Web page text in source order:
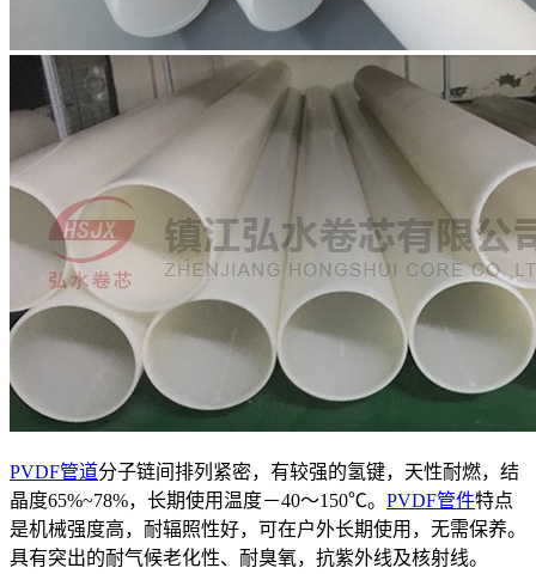
PVDF管道分子链间排列紧密，有较强的氢键，天性耐燃，结
晶度65%~78%，长期使用温度－40～150℃。 PVDF管件特点
是机械强度高，耐辐照性好，可在户外长期使用，无需保养。
具有突出的耐气候老化性、耐臭氧，抗紫外线及核射线。